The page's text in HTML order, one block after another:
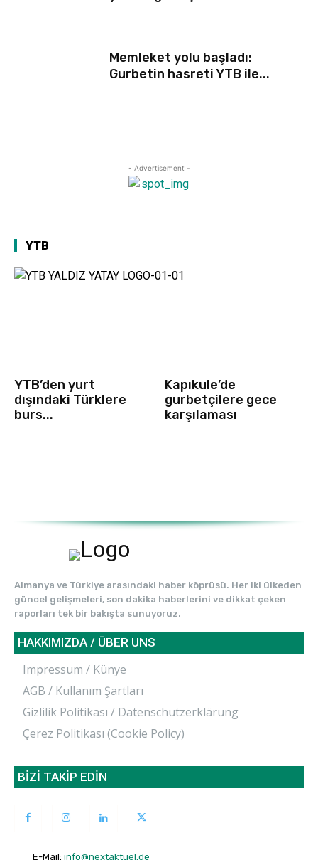
Memleket yolu başladı:
Gurbetin hasreti YTB ile...
- Advertisement -
YTB
YTB’den yurt
dışındaki Türklere
burs...
Kapıkule’de
gurbetçilere gece
karşılaması
Almanya ve Türkiye arasındaki haber köprüsü. Her iki ülkeden
güncel gelişmeleri, son dakika haberlerini ve dikkat çeken
raporları tek bir bakışta sunuyoruz.
HAKKIMIZDA / ÜBER UNS
Impressum / Künye
AGB / Kullanım Şartları
Gizlilik Politikası / Datenschutzerklärung
Çerez Politikası (Cookie Policy)
BİZİ TAKİP EDİN
E-Mail: info@nextaktuel.de